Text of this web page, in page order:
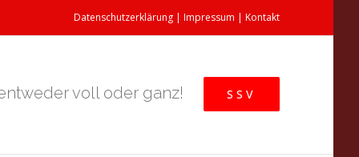
Datenschutzerklärung | Impressum | Kontakt
voll oder ganz! SSV